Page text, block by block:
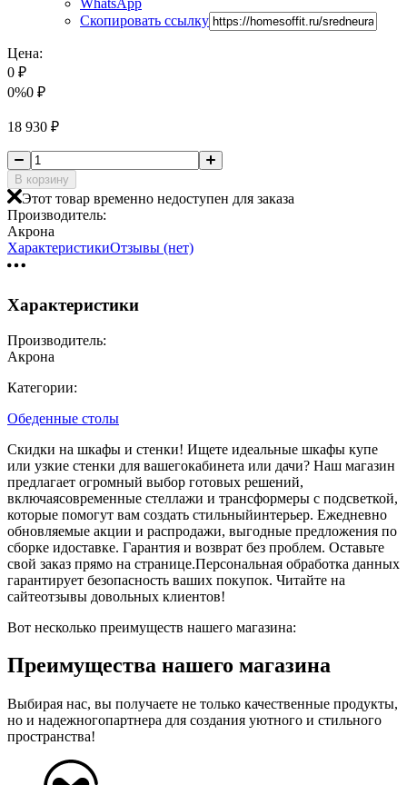
WhatsApp
Скопировать ссылку
Цена:
0 ₽
0%0 ₽
18 930 ₽
В корзину
Этот товар временно недоступен для заказа
Производитель:
Акрона
ХарактеристикиОтзывы (нет)
Характеристики
Производитель:
Акрона
Категории:
Обеденные столы
Скидки на шкафы и стенки! Ищете идеальные шкафы купе
или узкие стенки для вашегокабинета или дачи? Наш магазин
предлагает огромный выбор готовых решений,
включаясовременные стеллажи и трансформеры с подсветкой,
которые помогут вам создать стильныйинтерьер. Ежедневно
обновляемые акции и распродажи, выгодные предложения по
сборке идоставке. Гарантия и возврат без проблем. Оставьте
свой заказ прямо на странице.Персональная обработка данных
гарантирует безопасность ваших покупок. Читайте на
сайтеотзывы довольных клиентов!
Вот несколько преимуществ нашего магазина:
Преимущества нашего магазина
Выбирая нас, вы получаете не только качественные продукты,
но и надежногопартнера для создания уютного и стильного
пространства!